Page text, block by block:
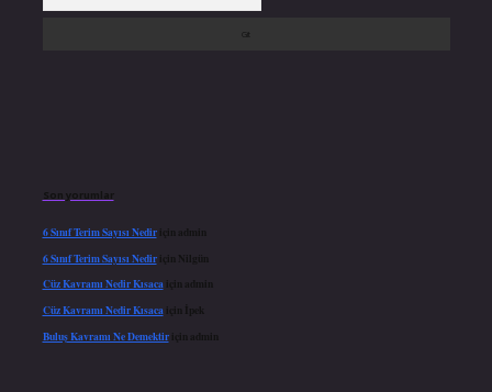
Son yorumlar
6 Sınıf Terim Sayısı Nediriçin admin
6 Sınıf Terim Sayısı Nediriçin Nilgün
Cüz Kavramı Nedir Kısacaiçin admin
Cüz Kavramı Nedir Kısacaiçin
İpek
Buluş Kavramı Ne Demektiriçin admin